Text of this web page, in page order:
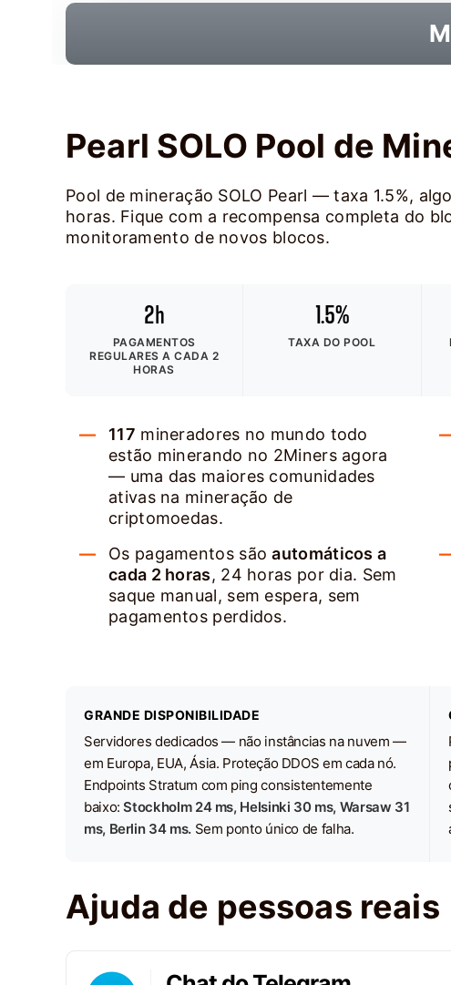
Pearl SOLO Pool de
Pool de mineração SOLO Pearl — taxa 1.5%,
horas. Fique com a recompensa completa do
monitoramento de novos blocos.
2h
PAGAMENTOS
REGULARES A CADA 2
HORAS
1.5%
TAXA DO POOL
117 mineradores no mundo todo
estão minerando no 2Miners agora
— uma das maiores comunidades
ativas na mineração de
criptomoedas.
Os pagamentos sãoautomáticos a
cada 2 horas, 24 horas por dia. Sem
saque manual, sem espera, sem
pagamentos perdidos.
GRANDE DISPONIBILIDADE
Servidores dedicados — não instâncias na nuvem —
em Europa, EUA, Ásia. Proteção DDOS em cada nó.
Endpoints Stratum com ping consistentemente
baixo:Stockholm 24 ms, Helsinki 30 ms, Warsaw 31
ms, Berlin 34 ms.Sem ponto único de falha.
Ajuda de pessoas reais